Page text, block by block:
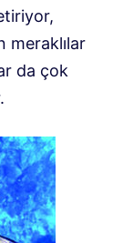
meraklılar
da çok